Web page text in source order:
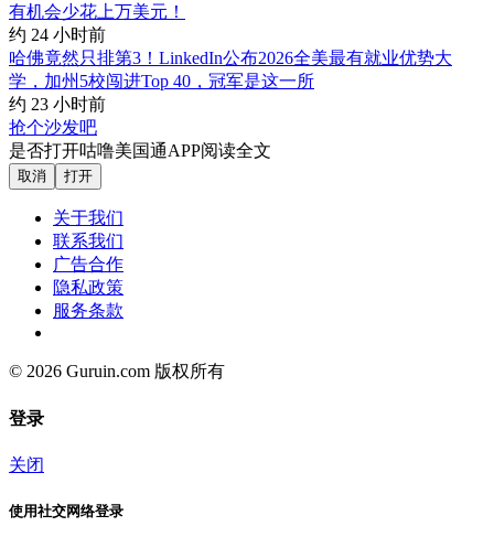
有机会少花上万美元！
约 24 小时前
哈佛竟然只排第3！LinkedIn公布2026全美最有就业优势大
学，加州5校闯进Top 40，冠军是这一所
约 23 小时前
抢个沙发吧
是否打开咕噜美国通APP阅读全文
取消 打开
关于我们
联系我们
广告合作
隐私政策
服务条款
© 2026 Guruin.com 版权所有
登录
关闭
使用社交网络登录